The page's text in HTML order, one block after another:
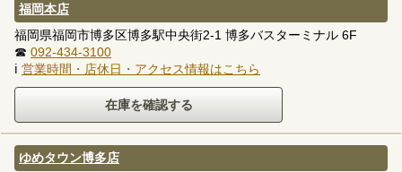
福岡本店
福岡県福岡市博多区博多駅中央街2-1 博多バスターミナル 6F
☎ 092-434-3100
ℹ 営業時間・店休日・アクセス情報はこちら
ゆめタウン博多店